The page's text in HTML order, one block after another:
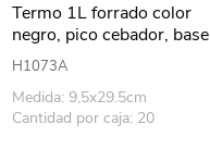
Termo 1L forrado color
negro, pico cebador, base
antideslizante, Berlina
H1073A
Medida: 9,5x29.5cm
Cantidad por caja: 20